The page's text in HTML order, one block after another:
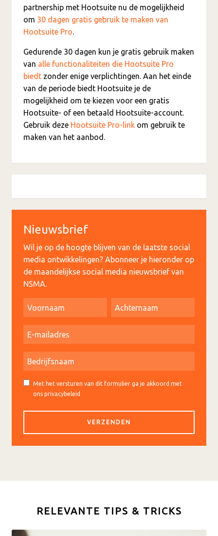
partnership met Hootsuite nu de mogelijkheid
om 30 dagen gratis gebruik te maken van
Hootsuite Pro.
Gedurende 30 dagen kun je gratis gebruik maken
van alle functionaliteiten die Hootsuite Pro
biedt zonder enige verplichtingen. Aan het einde
van de periode biedt Hootsuite je de
mogelijkheid om te kiezen voor een gratis
Hootsuite- of een betaald Hootsuite-account.
Gebruik deze Hootsuite Pro-link om gebruik te
maken van het aanbod.
Nieuwsbrief
Wil je op de hoogte blijven van de laatste social
media ontwikkelingen? Abonneer je hieronder op
de maandelijkse social media nieuwsbrief van
NSMA.
Met het versturen van dit formulier ga je akkoord met
ons privacybeleid
RELEVANTE TIPS & TRICKS